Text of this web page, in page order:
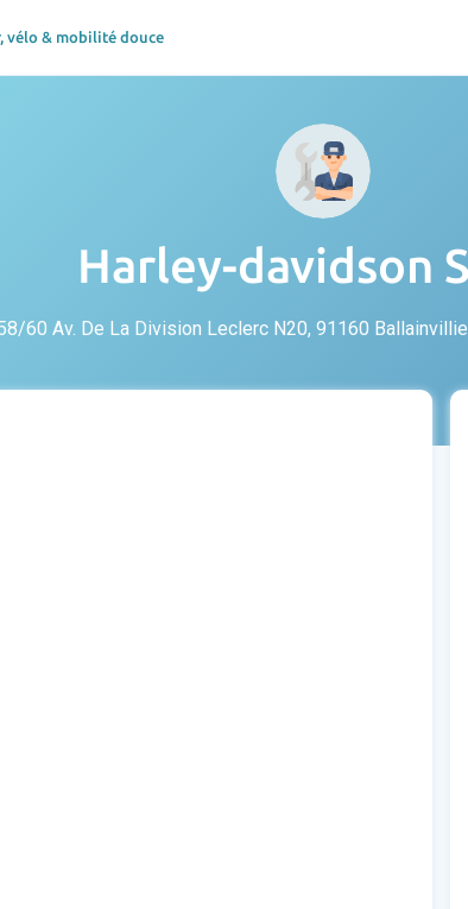
vélo & mobilité douce
Harley-davidson
60 Av. De La Division Leclerc N20, 91160